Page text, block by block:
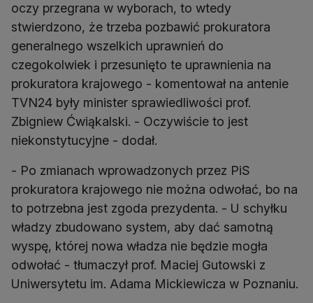
oczy przegrana w wyborach, to wtedy
stwierdzono, że trzeba pozbawić prokuratora
generalnego wszelkich uprawnień do
czegokolwiek i przesunięto te uprawnienia na
prokuratora krajowego - komentował na antenie
TVN24 były minister sprawiedliwości prof.
Zbigniew Ćwiąkalski. - Oczywiście to jest
niekonstytucyjne - dodał.
- Po zmianach wprowadzonych przez PiS
prokuratora krajowego nie można odwołać, bo na
to potrzebna jest zgoda prezydenta. - U schyłku
władzy zbudowano system, aby dać samotną
wyspę, której nowa władza nie będzie mogła
odwołać - tłumaczył prof. Maciej Gutowski z
Uniwersytetu im. Adama Mickiewicza w Poznaniu.